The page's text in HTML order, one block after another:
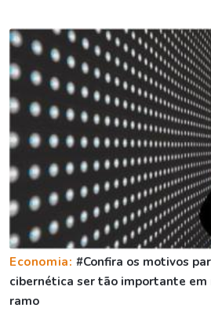
Economia:#Confira os motivos
cibernética ser tão importante
ramo